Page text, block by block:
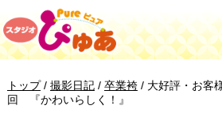
このページの本文へ
現
在
トップ/ 撮影日記/ 卒業袴/ 大好評・お客
回 『かわいらしく！』